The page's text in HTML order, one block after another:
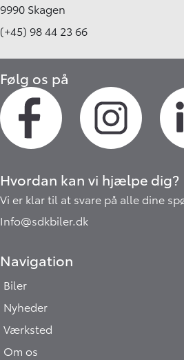
9990 Skagen
(+45) 98 44 23 66
Følg os på
Hvordan kan vi hjælpe dig?
Vi er klar til at svare på alle dine
Info@sdkbiler.dk
Navigation
Biler
Nyheder
Værksted
Om os